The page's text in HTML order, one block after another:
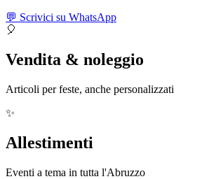
💬 Scrivici su WhatsApp
🎈
Vendita & noleggio
Articoli per feste, anche personalizzati
✨
Allestimenti
Eventi a tema in tutta l'Abruzzo